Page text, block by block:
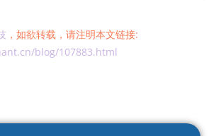
，如欲转载，请注明本文链接:
blog/107883.html